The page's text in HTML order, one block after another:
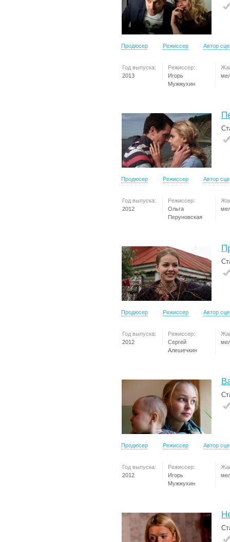
Продюсер Режиссер Автор
Год выпуска:
2013
Режиссер:
Игорь
Мужжухин
Продюсер Режиссер Автор
Год выпуска:
2012
Режиссер:
Ольга
Перуновская
Продюсер Режиссер Автор
Год выпуска:
2012
Режиссер:
Сергей
Алешечкин
Продюсер Режиссер Автор
Год выпуска:
2012
Режиссер:
Игорь
Мужжухин